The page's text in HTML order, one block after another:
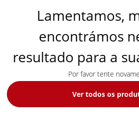
Lamentamos,
encontrámos
resultado para a
Por favor tente
Ver todos os